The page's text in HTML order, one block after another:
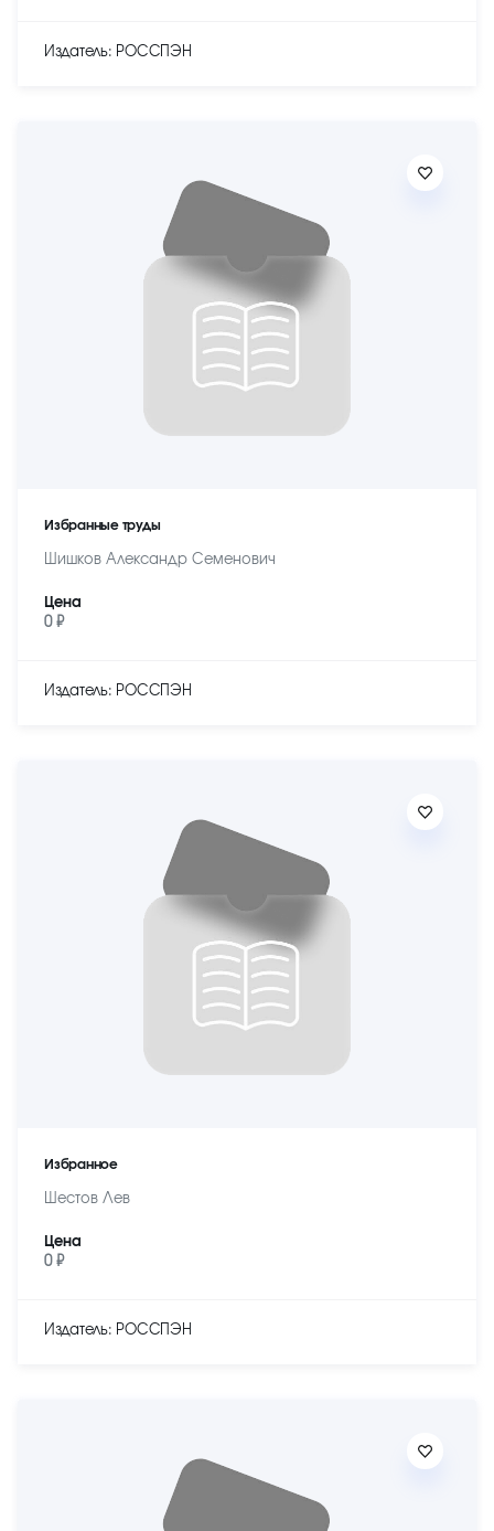
Издатель: РОССПЭН
Избранные труды
Шишков Александр Семенович
Цена
0 ₽
Издатель: РОССПЭН
Избранное
Шестов Лев
Цена
0 ₽
Издатель: РОССПЭН